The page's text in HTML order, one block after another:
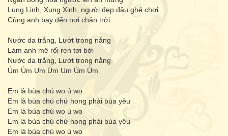
Lung Linh, Xung Xinh, người đẹp đâu ghé chơi
Cùng anh bay đến nơi chân trời
Nước da trắng, Lướt trong nắng
Làm anh mê rối ren tơi bời
Nước da trắng, Lướt trong nắng
Úm Úm Um Úm Um Ùm Ùm
Em là bùa chú wo ú wo
Em là bùa chú chứ hong phải bùa yêu
Em là bùa chú wo ú wo
Em là bùa chú chứ hong phải bùa yêu
Em là bùa chú wo ú wo